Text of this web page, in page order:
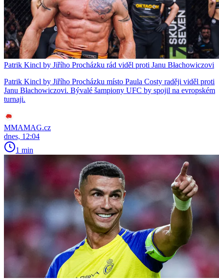
Patrik Kincl by Jiřího Procházku rád viděl proti Janu Błachowiczovi
Patrik Kincl by Jiřího Procházku místo Paula Costy raději viděl proti
Janu Błachowiczovi. Bývalé šampiony UFC by spojil na evropském
turnaji.
MMAMAG.cz
dnes, 12:04
1 min